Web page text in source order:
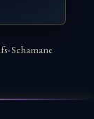
Schamane